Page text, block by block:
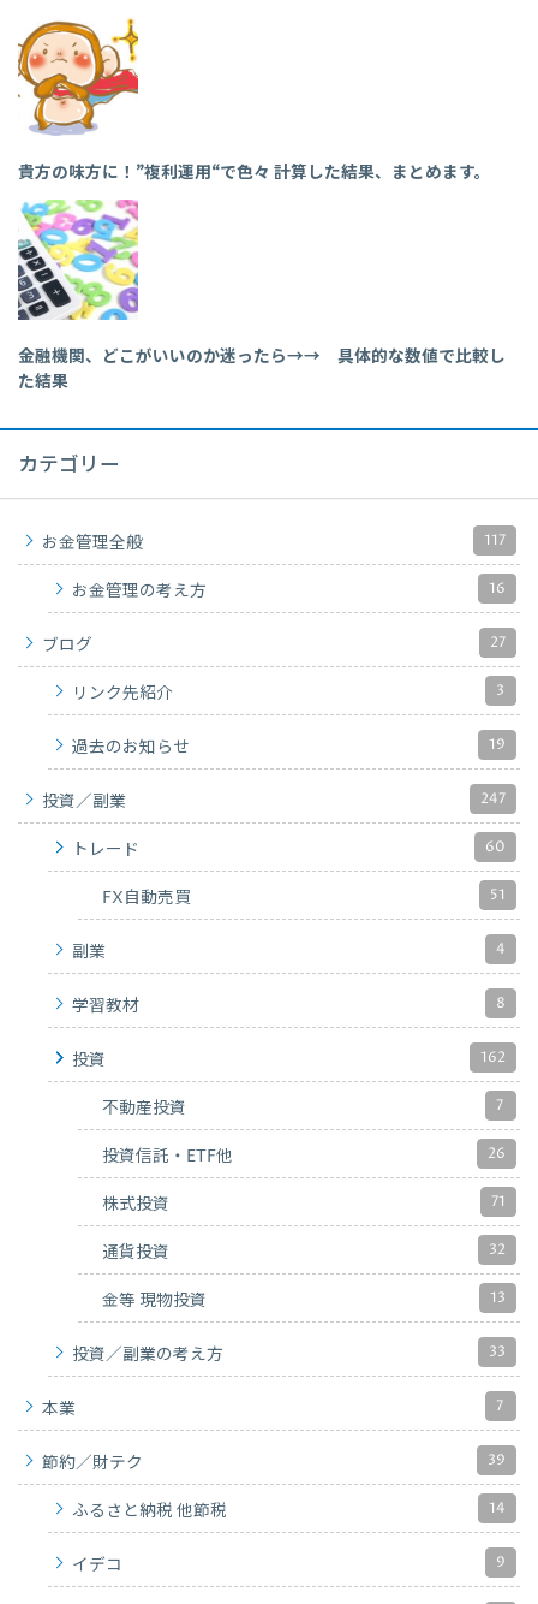
貴方の味方に！”複利運用“で色々 計算した結果、まとめます。
金融機関、どこがいいのか迷ったら→→ 具体的な数値で比較し
た結果
カテゴリー
お金管理全般 117
お金管理の考え方 16
ブログ 27
リンク先紹介 3
過去のお知らせ 19
投資／副業 247
トレード 60
FX自動売買 51
副業 4
学習教材 8
投資 162
不動産投資 7
投資信託・ETF他 26
株式投資 71
通貨投資 32
金等 現物投資 13
投資／副業の考え方 33
本業 7
節約／財テク 39
ふるさと納税 他節税 14
イデコ 9